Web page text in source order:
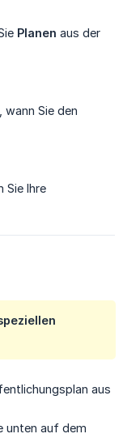
Planen aus der
wann Sie den
Sie Ihre
aus
unten auf dem